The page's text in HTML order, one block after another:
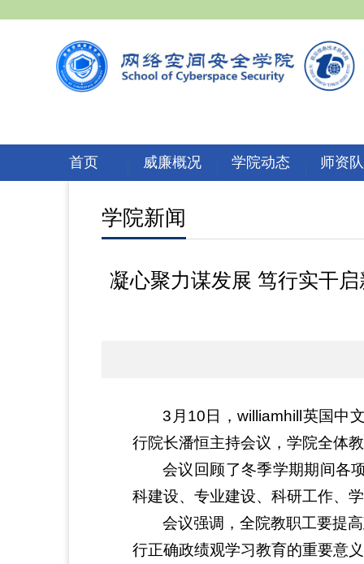
首页 威廉概况 学院动态 师资
学院新闻
凝心聚力谋发展 笃行实干
3月10日，williamhill英国中
行院长潘恒主持会议，学院全体
会议回顾了冬季学期期间各
科建设、专业建设、科研工作、
会议强调，全院教职工要提
行正确政绩观学习教育的重要意